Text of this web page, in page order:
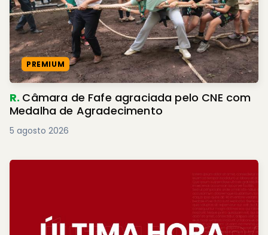
PREMIUM
R. Câmara de Fafe agraciada pelo CNE com
Medalha de Agradecimento
5 agosto 2026